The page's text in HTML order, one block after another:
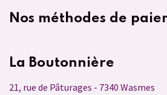
Nos méthodes de
La Boutonnière
21, rue de Pâturages - 7340 Wasmes